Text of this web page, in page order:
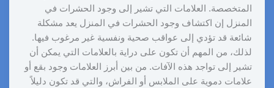
المتخصصة. العلامات التي تشير إلى وجود الحشرات في
المنزل إن اكتشاف وجود الحشرات في المنزل يعد مشكلة
شائعة قد تؤدي إلى عواقب صحية ونفسية غير مرغوب فيها.
لذلك، من المهم أن تكون على دراية بالعلامات التي يمكن أن
تشير إلى تواجد هذه الآفات. من بين أبرز العلامات وجود بقع أو
علامات دموية على الملابس أو الفراش، والتي قد تكون دليلاً